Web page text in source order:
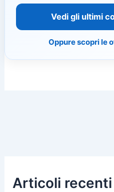
Vedi gli ultimi
Oppure scopri le
Articoli recenti